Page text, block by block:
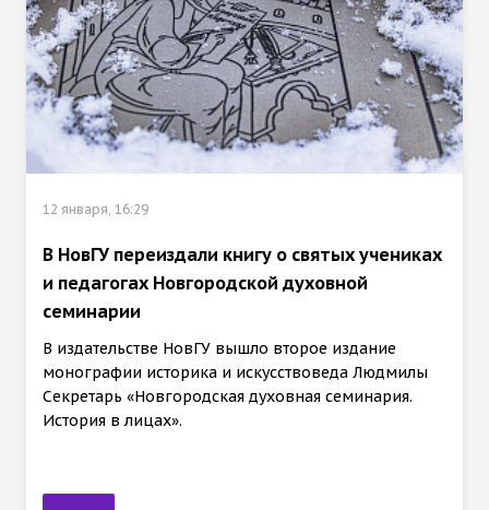
12 января, 16:29
В НовГУ переиздали книгу о святых учениках
и педагогах Новгородской духовной
семинарии
В издательстве НовГУ вышло второе издание
монографии историка и искусствоведа Людмилы
Секретарь «Новгородская духовная семинария.
История в лицах».